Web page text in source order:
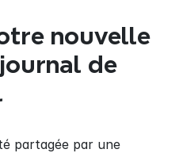
nouvelle
de
partagée par une